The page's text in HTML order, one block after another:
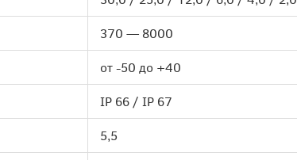
370 — 8000
от -50 до +40
IP 66 / IP 67
5,5